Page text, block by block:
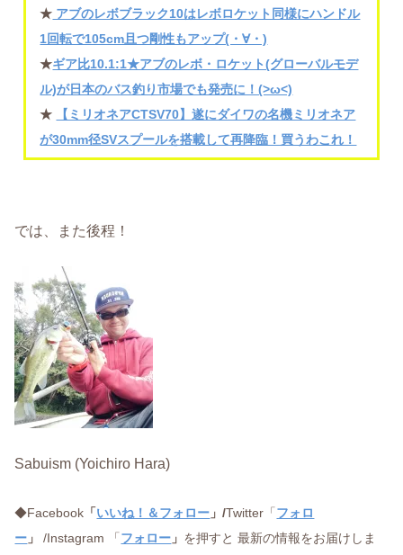
★ アブのレボブラック10はレボロケット同様にハンドル
1回転で105cm且つ剛性もアップ(・∀・)
★ギア比10.1:1★アブのレボ・ロケット(グローバルモデ
ル)が日本のバス釣り市場でも発売に！(>ω<)
★
【ミリオネアCTSV70】遂にダイワの名機ミリオネア
が30mm径SVスプールを搭載して再降臨！買うわこれ！
では、また後程！
Sabuism (Yoichiro Hara)
◆Facebook 「 いいね！＆フォロー 」/Twitter「 フォロ
ー 」/Instagram 「 フォロー 」 を押すと 最新の情報をお届けしま